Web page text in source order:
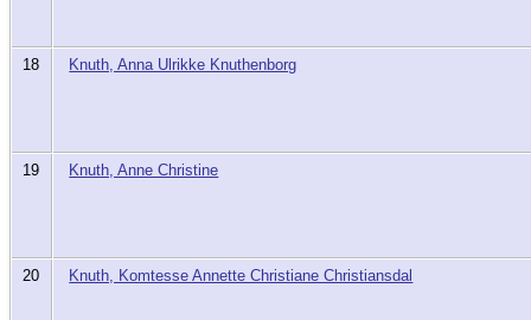
18 Knuth, Anna Ulrikke Knuthenborg
19 Knuth, Anne Christine
20 Knuth, Komtesse Annette Christiane Christiansdal